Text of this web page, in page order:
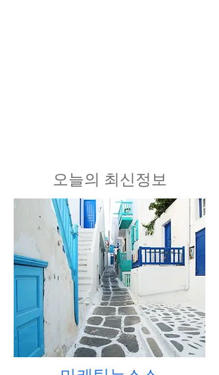
​오늘의 최신정보